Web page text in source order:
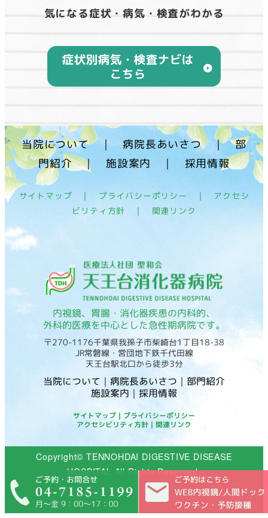
気になる症状・病気・検査がわかる
当院について｜病院長あいさつ｜部
門紹介｜ 施設案内 ｜ 採用情報
サイトマップ ｜ プライバシーポリシー ｜ アクセシ
ビリティ方針 ｜ 関連リンク
内視鏡、胃腸・消化器疾患の内科的、
外科的医療を中心とした急性期病院です。
〒270-1176千葉県我孫子市柴崎台1丁目18-38
JR常磐線・営団地下鉄千代田線
天王台駅北口から徒歩3分
当院について ｜ 病院長あいさつ ｜ 部門紹介
施設案内 ｜ 採用情報
サイトマップ ｜ プライバシーポリシー
アクセシビリティ方針 ｜ 関連リンク
Copyright© TENNOHDAI DIGESTIVE DISEASE
HOSPITAL All Rights Reserved.